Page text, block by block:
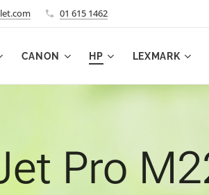
01 615 1462
CANON HP LEXMARK
Pro